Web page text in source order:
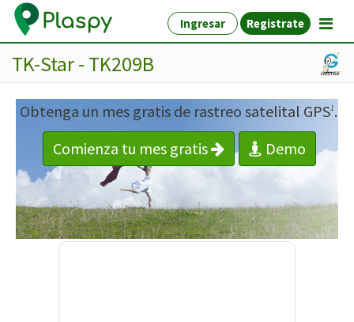
Ingresar Registrate
TK-Star - TK209B
Obtenga un mes gratis de rastreo satelital GPS1.
Comienza tu mes gratis
Demo